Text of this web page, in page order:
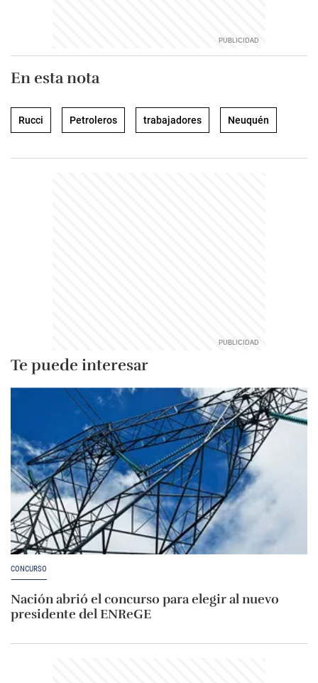
En esta nota
Rucci Petroleros trabajadores Neuquén
Te puede interesar
CONCURSO
Nación abrió el concurso para elegir al nuevo
presidente del ENReGE